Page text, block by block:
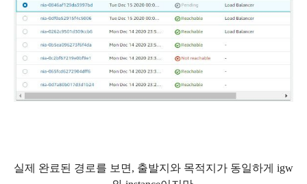
실제 완료된 경로를 보면, 출발지와 목적지가 동일하게 igw